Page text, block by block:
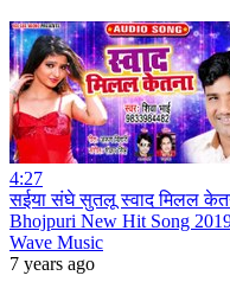
4:27
सईया संघे सुतलू स्वाद मिलल
Bhojpuri New Hit Song
Wave Music
7 years ago